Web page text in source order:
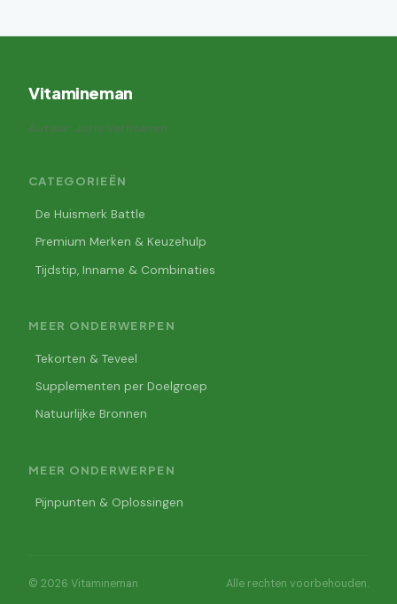
Vitamineman
Auteur: Joris Verhoeven
CATEGORIEËN
De Huismerk Battle
Premium Merken & Keuzehulp
Tijdstip, Inname & Combinaties
MEER ONDERWERPEN
Tekorten & Teveel
Supplementen per Doelgroep
Natuurlijke Bronnen
MEER ONDERWERPEN
Pijnpunten & Oplossingen
© 2026 Vitamineman Alle rechten voorbehouden.